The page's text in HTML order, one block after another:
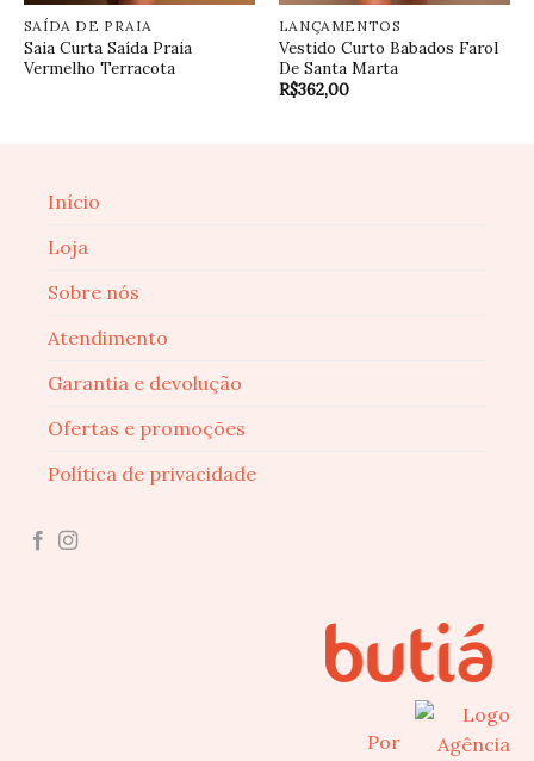
SAÍDA DE PRAIA
Saia Curta Saída Praia
Vermelho Terracota
LANÇAMENTOS
Vestido Curto Babados Farol
De Santa Marta
R$362,00
Início
Loja
Sobre nós
Atendimento
Garantia e devolução
Ofertas e promoções
Política de privacidade
Por